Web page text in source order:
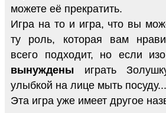
можете её прекратить.
Игра на то и игра, что вы
ту роль, которая вам
всего подходит, но если
вынуждены играть
улыбкой на лице мыть посуду...
Эта игра уже имеет другое